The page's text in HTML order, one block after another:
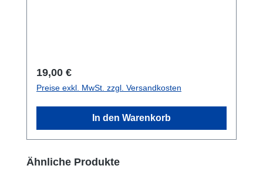
abgestimmt. Bitte beachten Sie die
Maximallast!
Regulärer Preis:
19,00 €
Preise exkl. MwSt. zzgl. Versandkosten
In den Warenkorb
Produktgalerie überspringen
Ähnliche Produkte